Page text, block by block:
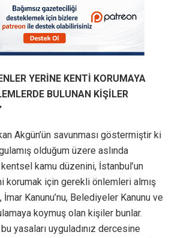
YERİNE KENTİ KORUMAYA
BULUNAN KİŞİLER
Akgün’ün savunması göstermiştir ki
olduğum üzere aslında
kentsel kamu düzenini, İstanbul’un
korumak için gerekli önlemleri almış
İmar Kanunu’nu, Belediyeler Kanunu ve
koymuş olan kişiler bunlar.
yasaları uyguladınız dercesine